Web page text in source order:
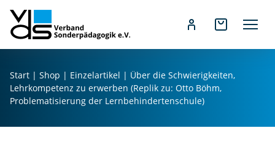
h
Start | Shop | Einzelartikel | Über die Schwierigkeiten,
Lehrkompetenz zu erwerben (Replik zu: Otto Böhm,
Problematisierung der Lernbehindertenschule)